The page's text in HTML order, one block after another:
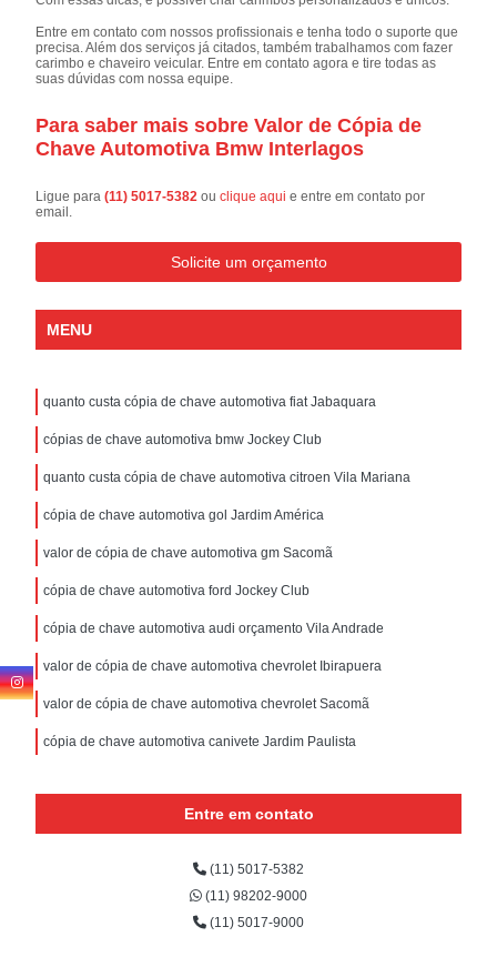
Entre em contato com nossos profissionais e tenha todo o suporte que
precisa. Além dos serviços já citados, também trabalhamos com fazer
carimbo e chaveiro veicular. Entre em contato agora e tire todas as
suas dúvidas com nossa equipe.
Para saber mais sobre Valor de Cópia de
Chave Automotiva Bmw Interlagos
Ligue para(11) 5017-5382ouclique aqui e entre em contato por
email.
Solicite um orçamento
MENU
quanto custa cópia de chave automotiva fiat Jabaquara
cópias de chave automotiva bmw Jockey Club
quanto custa cópia de chave automotiva citroen Vila Mariana
cópia de chave automotiva gol Jardim América
valor de cópia de chave automotiva gm Sacomã
cópia de chave automotiva ford Jockey Club
cópia de chave automotiva audi orçamento Vila Andrade
valor de cópia de chave automotiva chevrolet Ibirapuera
valor de cópia de chave automotiva chevrolet Sacomã
cópia de chave automotiva canivete Jardim Paulista
Entre em contato
(11) 5017-5382
(11) 98202-9000
(11) 5017-9000